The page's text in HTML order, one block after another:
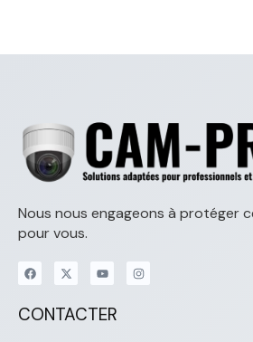
Nous nous engageons à protéger
pour vous.
CONTACTER